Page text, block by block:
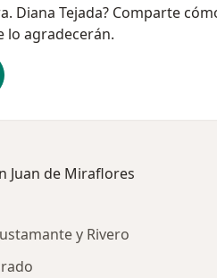
Diana Tejada? Comparte
lo agradecerán.
Juan de Miraflores
y Rivero